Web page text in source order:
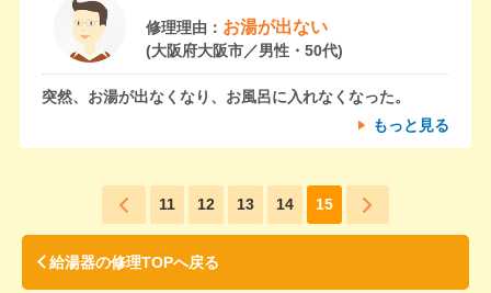
修理理由： お湯が出ない
(大阪府大阪市／男性・50代)
突然、お湯が出なくなり、お風呂に入れなくなった。
もっと見る
11 12 13 14 15
給湯器の修理TOPへ戻る